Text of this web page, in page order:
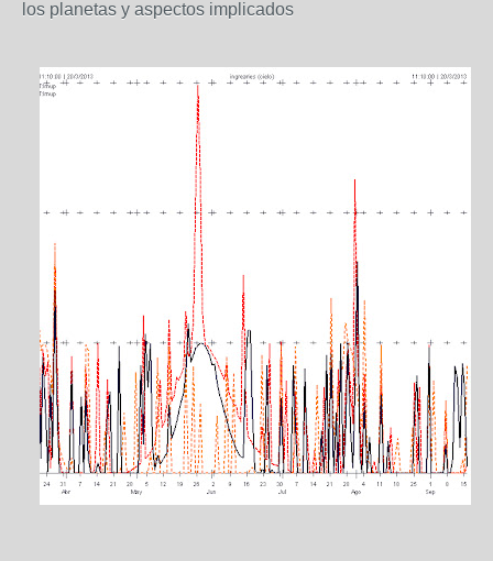
los planetas y aspectos implicados